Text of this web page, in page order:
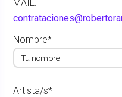
MAIL:
Nombre*
Artista/s*